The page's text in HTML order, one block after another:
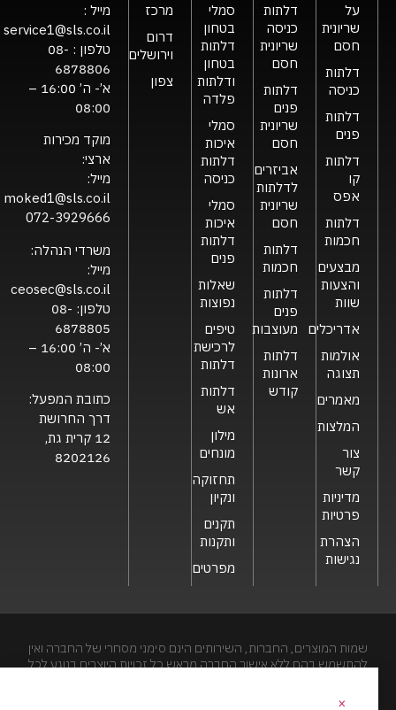
על
שריונית
חסם
דלתות
כניסה
דלתות
פנים
דלתות
קו
אפס
דלתות
חכמות
מבצעים
והצעות
שוות
אדריכלים
אולמות
תצוגה
מאמרים
המלצות
צור
קשר
מדיניות
פרטיות
הצהרת
נגישות
דלתות
כניסה
שריונית
חסם
דלתות
פנים
שריונית
חסם
אביזרים
לדלתות
שריונית
חסם
דלתות
חכמות
דלתות
פנים
מעוצבות
דלתות
ארונות
קודש
סמלי
בטחון
דלתות
בטחון
ודלתות
פלדה
סמלי
איכות
דלתות
כניסה
סמלי
איכות
דלתות
פנים
שאלות
נפוצות
טיפים
לרכישת
דלתות
דלתות
אש
מילון
מונחים
תחזוקה
ונקיון
תקנים
ותקנות
מפרטים
מרכז
דרום
וירושלים
צפון
מייל :
service1@sls.co.il
טלפון : 08-
6878806
א’- ה’ 16:00 –
08:00
מוקד מכירות
ארצי:
מייל:
moked1@sls.co.il
072-3929666
משרדי הנהלה:
מייל:
ceosec@sls.co.il
טלפון: 08-
6878805
א’- ה’ 16:00 –
08:00
כתובת המפעל:
דרך החרושת
12 קרית גת,
8202126
שמות המוצרים, החברות, השירותים הינם סימני מסחרי של החברה ואין
להתשמש בהם ללא אישור החברה מראש.כל זכויות היוצרים בנוגע לכל
×